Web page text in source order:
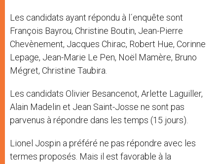
Les candidats ayant répondu à l´enquête sont
François Bayrou, Christine Boutin, Jean-Pierre
Chevènement, Jacques Chirac, Robert Hue, Corinne
Lepage, Jean-Marie Le Pen, Noël Mamère, Bruno
Mégret, Christine Taubira.
Les candidats Olivier Besancenot, Arlette Laguiller,
Alain Madelin et Jean Saint-Josse ne sont pas
parvenus à répondre dans les temps (15 jours).
Lionel Jospin a préféré ne pas répondre avec les
termes proposés. Mais il est favorable à la